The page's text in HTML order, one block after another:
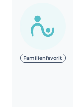
Familienfavorit